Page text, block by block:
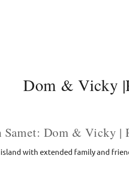
Dom & Vicky
Dom & Vicky |
with extended family and